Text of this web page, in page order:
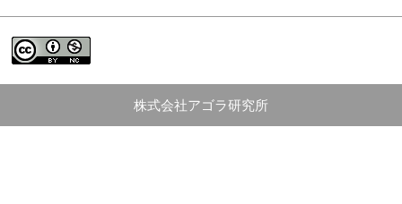
株式会社アゴラ研究所